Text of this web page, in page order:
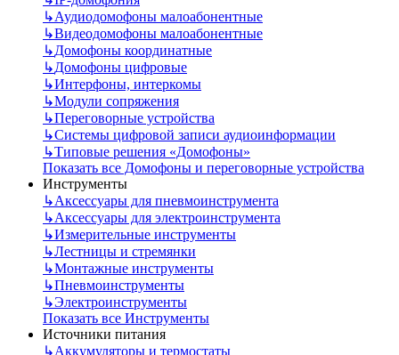
↳Аудиодомофоны малоабонентные
↳Видеодомофоны малоабонентные
↳Домофоны координатные
↳Домофоны цифровые
↳Интерфоны, интеркомы
↳Модули сопряжения
↳Переговорные устройства
↳Системы цифровой записи аудиоинформации
↳Типовые решения «Домофоны»
Показать все Домофоны и переговорные устройства
Инструменты
↳Аксессуары для пневмоинструмента
↳Аксессуары для электроинструмента
↳Измерительные инструменты
↳Лестницы и стремянки
↳Монтажные инструменты
↳Пневмоинструменты
↳Электроинструменты
Показать все Инструменты
Источники питания
↳Аккумуляторы и термостаты